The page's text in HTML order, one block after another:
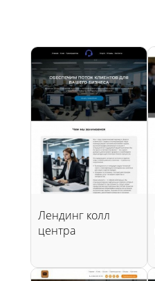
Лендинг колл
центра